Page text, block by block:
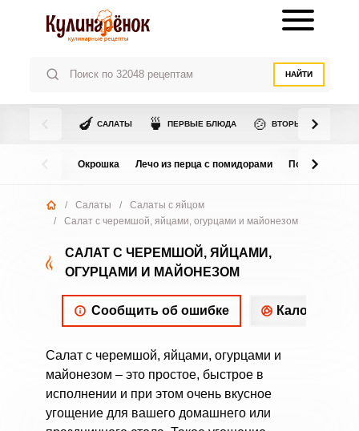
НАЙТИ
🍆 САЛАТЫ 🍵 ПЕРВЫЕ БЛЮДА 🍲 ВТОРЫЕ БЛЮДА
Окрошка Лечо из перца с помидорами Помидоры в
/ Салаты /
Салаты с яйцом
/
Салат с черемшой, яйцами, огурцами и майонезом
САЛАТ С ЧЕРЕМШОЙ, ЯЙЦАМИ,
ОГУРЦАМИ И МАЙОНЕЗОМ
Сообщить об ошибке
Салат с черемшой, яйцами, огурцами и
майонезом – это простое, быстрое в
исполнении и при этом очень вкусное
угощение для вашего домашнего или